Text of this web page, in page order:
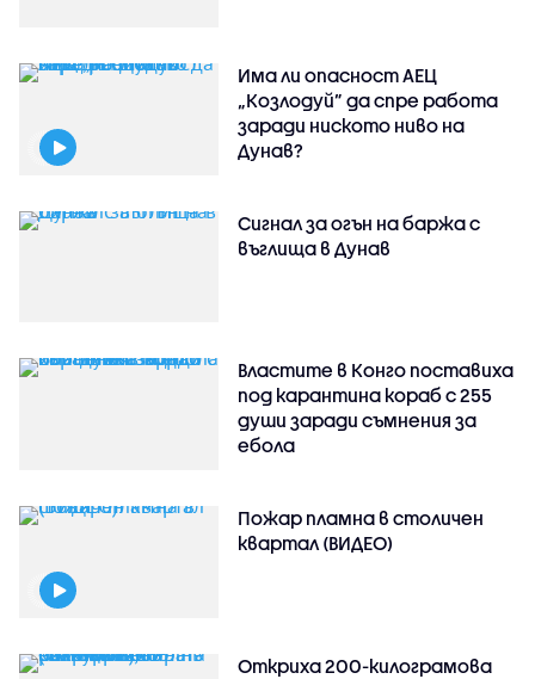
Има ли опасност АЕЦ
„Козлодуй” да спре работа
заради ниското ниво на
Дунав?
Сигнал за огън на баржа с
въглища в Дунав
Властите в Конго поставиха
под карантина кораб с 255
души заради съмнения за
ебола
Пожар пламна в столичен
квартал (ВИДЕО)
Откриха 200-килограмова